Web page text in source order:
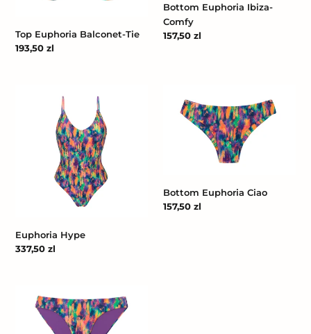
Top Euphoria Balconet-Tie
Cena
193,50 zl
Bottom Euphoria Ibiza-
Comfy
Cena
157,50 zl
Euphoria Hype
Cena
337,50 zl
Euphoria
Ciao
Bottom Euphoria Ciao
Cena
157,50 zl
Euphoria
Essential-